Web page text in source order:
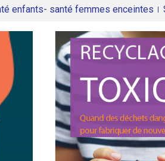
enfants- santé femmes enceintes